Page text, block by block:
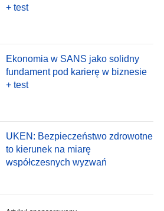
+ test
Ekonomia w SANS jako solidny
fundament pod karierę w biznesie
+ test
UKEN: Bezpieczeństwo zdrowotne
to kierunek na miarę
współczesnych wyzwań